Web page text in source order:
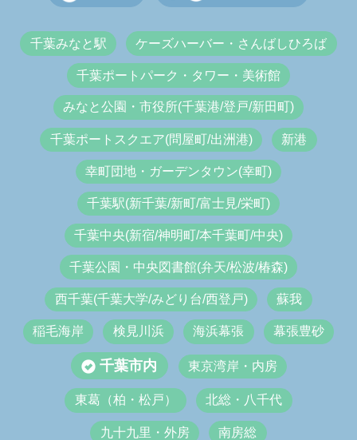
千葉みなと駅 ケーズハーバー・さんばしひろば
千葉ポートパーク・タワー・美術館
みなと公園・市役所(千葉港/登戸/新田町)
千葉ポートスクエア(問屋町/出洲港) 新港
幸町団地・ガーデンタウン(幸町)
千葉駅(新千葉/新町/富士見/栄町)
千葉中央(新宿/神明町/本千葉町/中央)
千葉公園・中央図書館(弁天/松波/椿森)
西千葉(千葉大学/みどり台/西登戸) 蘇我
稲毛海岸 検見川浜 海浜幕張 幕張豊砂
千葉市内 東京湾岸・内房
東葛（柏・松戸） 北総・八千代
九十九里・外房 南房総